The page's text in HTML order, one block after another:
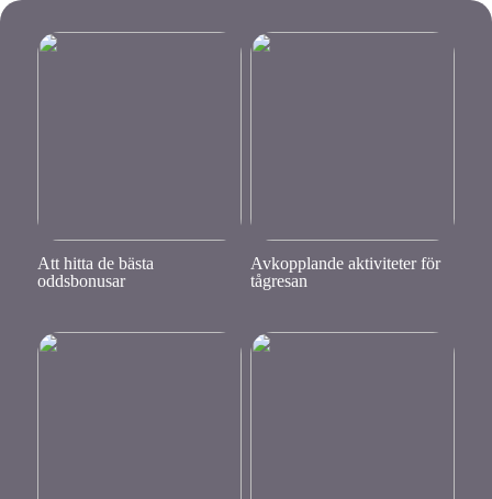
Att hitta de bästa
oddsbonusar
Avkopplande aktiviteter för
tågresan